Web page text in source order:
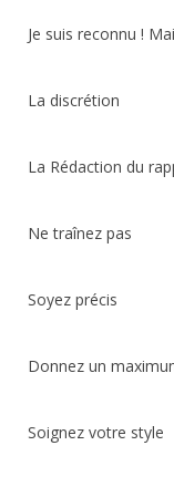
Je suis
La
La
Ne
Donnez un